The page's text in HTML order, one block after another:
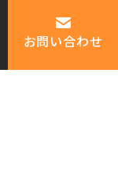
お問い合わせ
交通安全事業